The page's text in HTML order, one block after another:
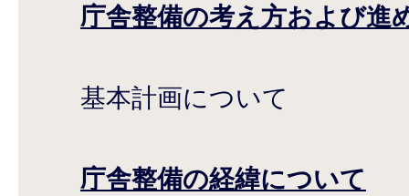
庁舎整備の考え方および進
基本計画について
庁舎整備の経緯について